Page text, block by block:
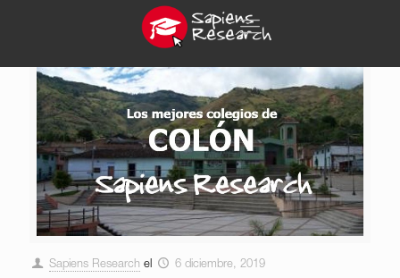
Sapiens Research el 6 diciembre, 2019